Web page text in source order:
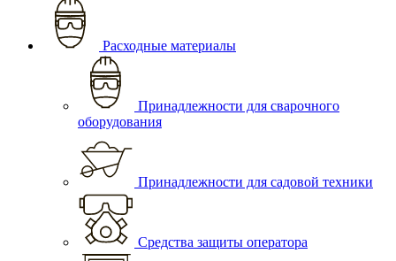
Расходные материалы
Принадлежности для сварочного
оборудования
Принадлежности для садовой техники
Средства защиты оператора